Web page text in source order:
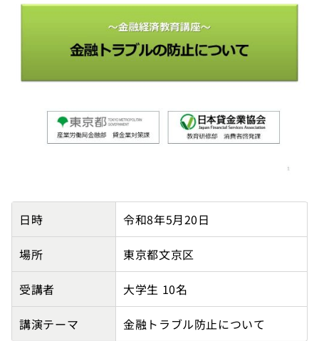
【東京都主催】東邦音楽大学(文京キャンパス)の講師派
日時 令和8年5月20日
場所 東京都文京区
受講者 大学生 10名
講演テーマ 金融トラブル防止について